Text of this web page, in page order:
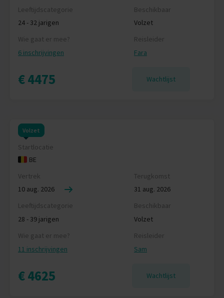
Leeftijdscategorie
24 - 32 jarigen
Beschikbaar
Volzet
Wie gaat er mee?
6 inschrijvingen
Reisleider
Fara
€ 4475 Wachtlijst
Volzet
Startlocatie
BE
Vertrek
10 aug. 2026
Terugkomst
31 aug. 2026
Leeftijdscategorie
28 - 39 jarigen
Beschikbaar
Volzet
Wie gaat er mee?
11 inschrijvingen
Reisleider
Sam
€ 4625 Wachtlijst